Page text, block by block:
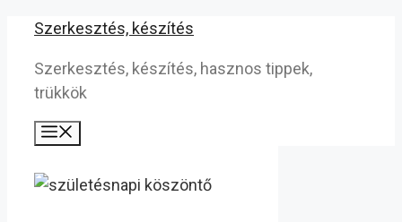
Kilépés
tartalomba
Szerkesztés, készítés
Szerkesztés, készítés, hasznos tippek,
trükkök